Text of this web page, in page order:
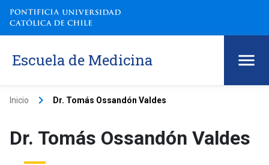
Escuela de Medicina
Inicio keyboard_arrow_right Dr. Tomás Ossandón Valdes
Dr. Tomás Ossandón Valdes